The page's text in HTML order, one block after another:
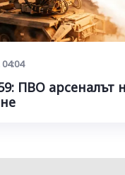
04:04
ПВО арсеналът